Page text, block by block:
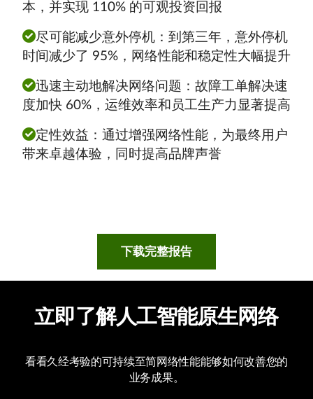
本，并实现 110% 的可观投资回报
尽可能减少意外停机：到第三年，意外停机
时间减少了 95%，网络性能和稳定性大幅提升
迅速主动地解决网络问题：故障工单解决速
度加快 60%，运维效率和员工生产力显著提高
定性效益：通过增强网络性能，为最终用户
带来卓越体验，同时提高品牌声誉
下载完整报告
立即了解人工智能原生网络
看看久经考验的可持续至简网络性能能够如何改善您的
业务成果。